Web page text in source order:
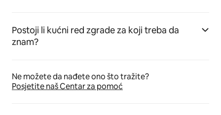
Postoji li kućni red zgrade za koji treba da
znam?
Ne možete da nađete ono što tražite?
Posjetite naš Centar za pomoć